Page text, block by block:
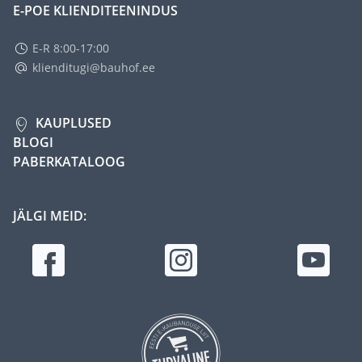
E-POE KLIENDITEENINDUS
E-R 8:00-17:00
klienditugi@bauhof.ee
KAUPLUSED
BLOGI
PABERKATALOOG
JÄLGI MEID: